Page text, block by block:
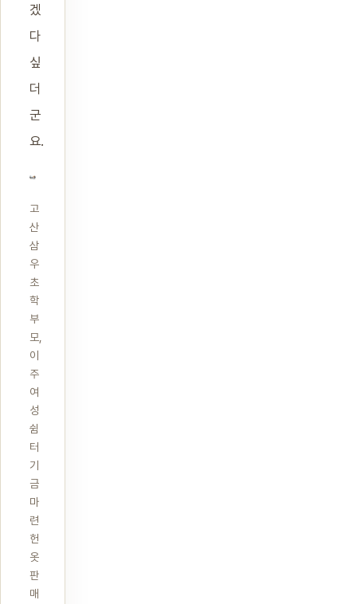
겠
다
싶
더
군
요.
고
산
삼
우
초
학
부
모,
이
주
여
성
쉼
터
기
금
마
련
헌
옷
판
매